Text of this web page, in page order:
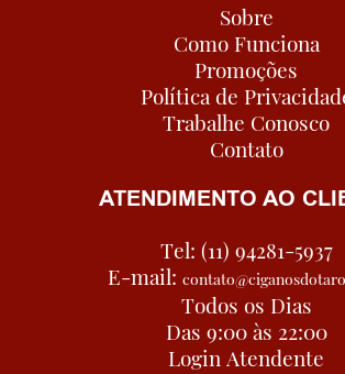
Sobre
Como Funciona
Promoções
Política de
Trabalhe Conosco
Contato
ATENDIMENTO AO
Tel: (11) 94281-5937
E-mail:
Todos os Dias
Das 9:00 às 22:00
Login Atendente